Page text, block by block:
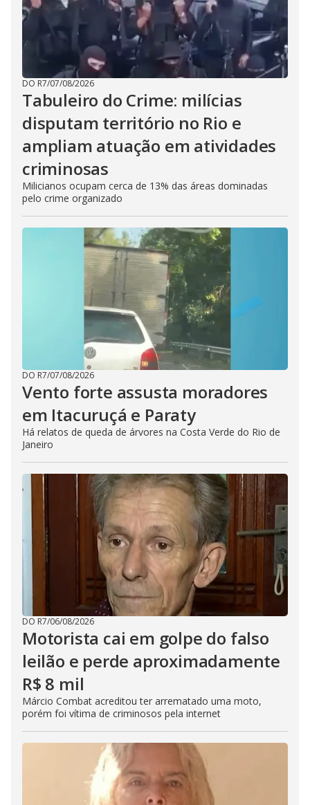
DO R7/07/08/2026
Tabuleiro do Crime: milícias
disputam território no Rio e
ampliam atuação em atividades
criminosas
Milicianos ocupam cerca de 13% das áreas dominadas
pelo crime organizado
DO R7/07/08/2026
Vento forte assusta moradores
em Itacuruçá e Paraty
Há relatos de queda de árvores na Costa Verde do Rio de
Janeiro
DO R7/06/08/2026
Motorista cai em golpe do falso
leilão e perde aproximadamente
R$ 8 mil
Márcio Combat acreditou ter arrematado uma moto,
porém foi vítima de criminosos pela internet